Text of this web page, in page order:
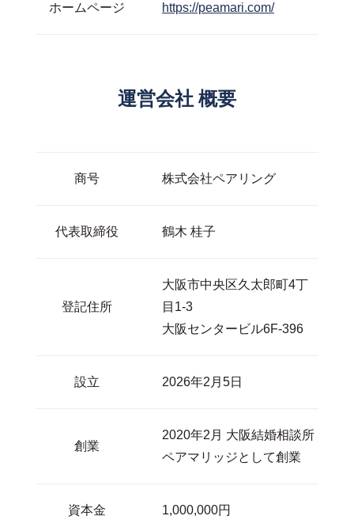
ホームページ https://peamari.com/
運営会社 概要
商号 株式会社ペアリング
代表取締役 鶴木 桂子
登記住所
大阪市中央区久太郎町4丁
目1-3
大阪センタービル6F-396
設立 2026年2月5日
創業
2020年2月 大阪結婚相談所
ペアマリッジとして創業
資本金 1,000,000円